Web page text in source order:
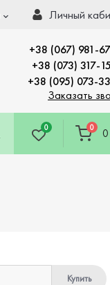
Личный
+38 (067) 981-
+38 (073) 317-
+38 (095) 073-
Заказать
0 0 0
Купить